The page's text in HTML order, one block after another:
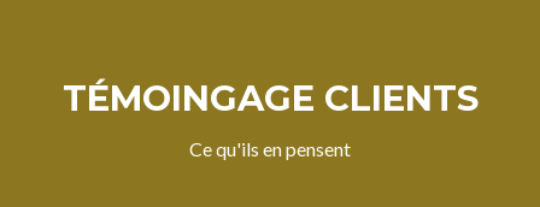
TÉMOINGAGE CLIENTS
Ce qu'ils en pensent